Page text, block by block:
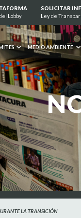
Lobby
SOLICITAR
Ley de
MEDIO AMBIENTE
LA TRANSICIÓN